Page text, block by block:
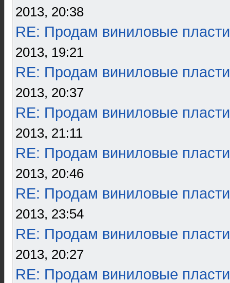
2013, 20:38
RE: Продам виниловые
2013, 19:21
RE: Продам виниловые
2013, 20:37
RE: Продам виниловые
2013, 21:11
RE: Продам виниловые
2013, 20:46
RE: Продам виниловые
2013, 23:54
RE: Продам виниловые
2013, 20:27
RE: Продам виниловые